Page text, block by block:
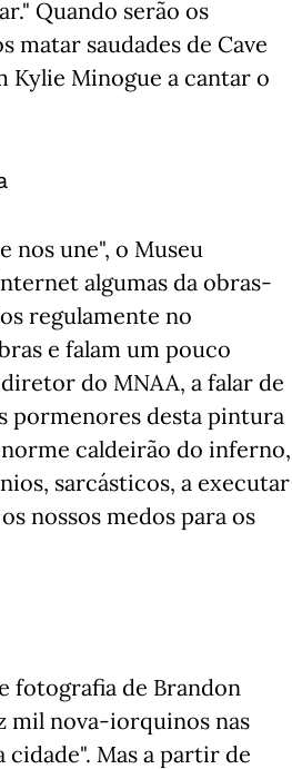
Quando serão os
matar saudades de Cave
Kylie Minogue a cantar o
nos une", o Museu
algumas da obras-
regulamente no
e falam um pouco
do MNAA, a falar de
pormenores desta pintura
caldeirão do inferno,
sarcásticos, a executar
nossos medos para os
fotografia de Brandon
mil nova-iorquinos nas
Mas a partir de